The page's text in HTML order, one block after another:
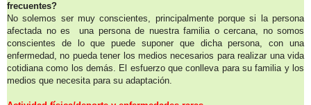
frecuentes?
No solemos ser muy conscientes, principalmente porque si la persona
afectada no es una persona de nuestra familia o cercana, no somos
conscientes de lo que puede suponer que dicha persona, con una
enfermedad, no pueda tener los medios necesarios para realizar una vida
cotidiana como los demás. El esfuerzo que conlleva para su familia y los
medios que necesita para su adaptación.